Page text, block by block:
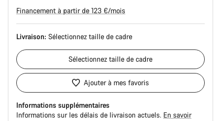
Financement à partir de 123 €/mois
Livraison: Sélectionnez taille de cadre
Sélectionnez taille de cadre
Ajouter à mes favoris
Informations supplémentaires
Informations sur les délais de livraison actuels. En savoir